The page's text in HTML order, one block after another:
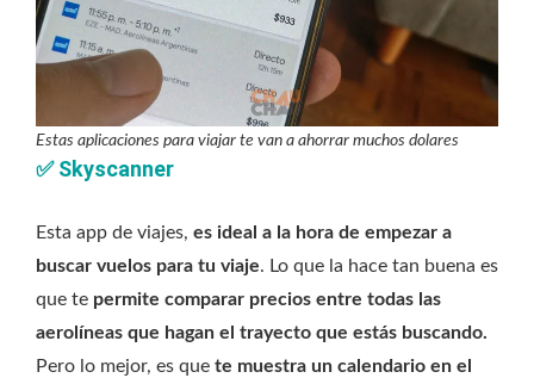
Estas aplicaciones para viajar te van a ahorrar muchos dolares
✅Skyscanner
Esta app de viajes, es ideal a la hora de empezar a
buscar vuelos para tu viaje. Lo que la hace tan buena es
que te permite comparar precios entre todas las
aerolíneas que hagan el trayecto que estás buscando.
Pero lo mejor, es que te muestra un calendario en el